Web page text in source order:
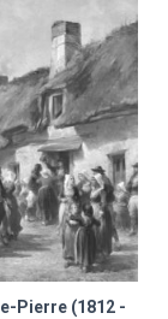
Pierre (1812 -